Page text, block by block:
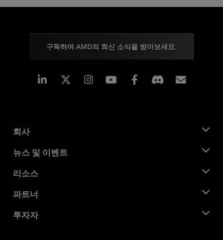
구독하여 AMD의 최신 소식을 받아보세요.
Linkedin Instagram Facebook
회사
AMD 소개
기업의 사회적 책임
채용
문의하기
뉴스 및 이벤트
뉴스룸
미디어 라이브러리
리소스
개발자 센트럴
사례 연구
파트너
AMD 파트너 허브
투자자